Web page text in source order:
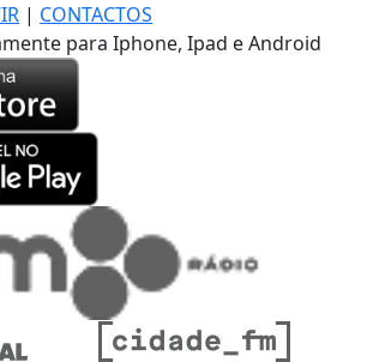
| CONTACTOS
para Iphone, Ipad e Android